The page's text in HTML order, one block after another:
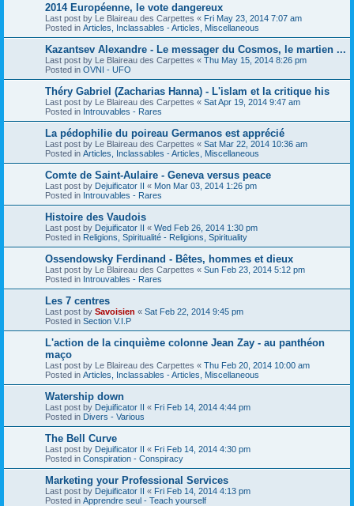
2014 Européenne, le vote dangereux
Last post by Le Blaireau des Carpettes « Fri May 23, 2014 7:07 am
Posted in Articles, Inclassables - Articles, Miscellaneous
Kazantsev Alexandre - Le messager du Cosmos, le martien ...
Last post by Le Blaireau des Carpettes « Thu May 15, 2014 8:26 pm
Posted in OVNI - UFO
Théry Gabriel (Zacharias Hanna) - L'islam et la critique his
Last post by Le Blaireau des Carpettes « Sat Apr 19, 2014 9:47 am
Posted in Introuvables - Rares
La pédophilie du poireau Germanos est apprécié
Last post by Le Blaireau des Carpettes « Sat Mar 22, 2014 10:36 am
Posted in Articles, Inclassables - Articles, Miscellaneous
Comte de Saint-Aulaire - Geneva versus peace
Last post by Dejuificator II « Mon Mar 03, 2014 1:26 pm
Posted in Introuvables - Rares
Histoire des Vaudois
Last post by Dejuificator II « Wed Feb 26, 2014 1:30 pm
Posted in Religions, Spiritualité - Religions, Spirituality
Ossendowsky Ferdinand - Bêtes, hommes et dieux
Last post by Le Blaireau des Carpettes « Sun Feb 23, 2014 5:12 pm
Posted in Introuvables - Rares
Les 7 centres
Last post by Savoisien « Sat Feb 22, 2014 9:45 pm
Posted in Section V.I.P
L'action de la cinquième colonne Jean Zay - au panthéon
maço
Last post by Le Blaireau des Carpettes « Thu Feb 20, 2014 10:00 am
Posted in Articles, Inclassables - Articles, Miscellaneous
Watership down
Last post by Dejuificator II « Fri Feb 14, 2014 4:44 pm
Posted in Divers - Various
The Bell Curve
Last post by Dejuificator II « Fri Feb 14, 2014 4:30 pm
Posted in Conspiration - Conspiracy
Marketing your Professional Services
Last post by Dejuificator II « Fri Feb 14, 2014 4:13 pm
Posted in Apprendre seul - Teach yourself